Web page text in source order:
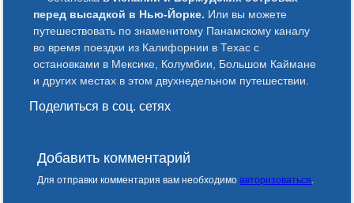
перед высадкой в Нью-Йорке. Или вы можете
путешествовать по знаменитому Панамскому каналу
во время поездки из Калифорнии в Техас с
остановками в Мексике, Колумбии, Большом Каймане
и других местах в этом двухнедельном путешествии.
Поделиться в соц. сетях
Добавить комментарий
Для отправки комментария вам необходимоавторизоваться